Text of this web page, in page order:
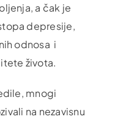
a čak je
depresije,
odnosa i
života.
mnogi
na nezavisnu